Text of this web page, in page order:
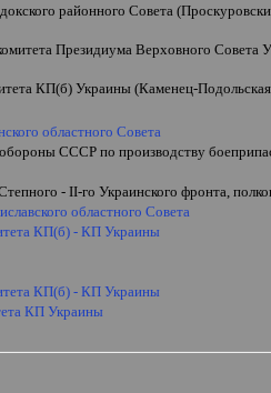
районного Совета
Президиума Верховного
КП(б) Украины (Каменец-
областного Совета
СССР по производству
-II-го Украинского фронта,
областного Совета
КП(б) - КП Украины
КП(б) - КП Украины
КП Украины